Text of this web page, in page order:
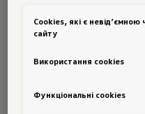
optionalen
Und die im
Сookies, які є невід’ємною
сайту
Використання cookies
Функціональні cookies